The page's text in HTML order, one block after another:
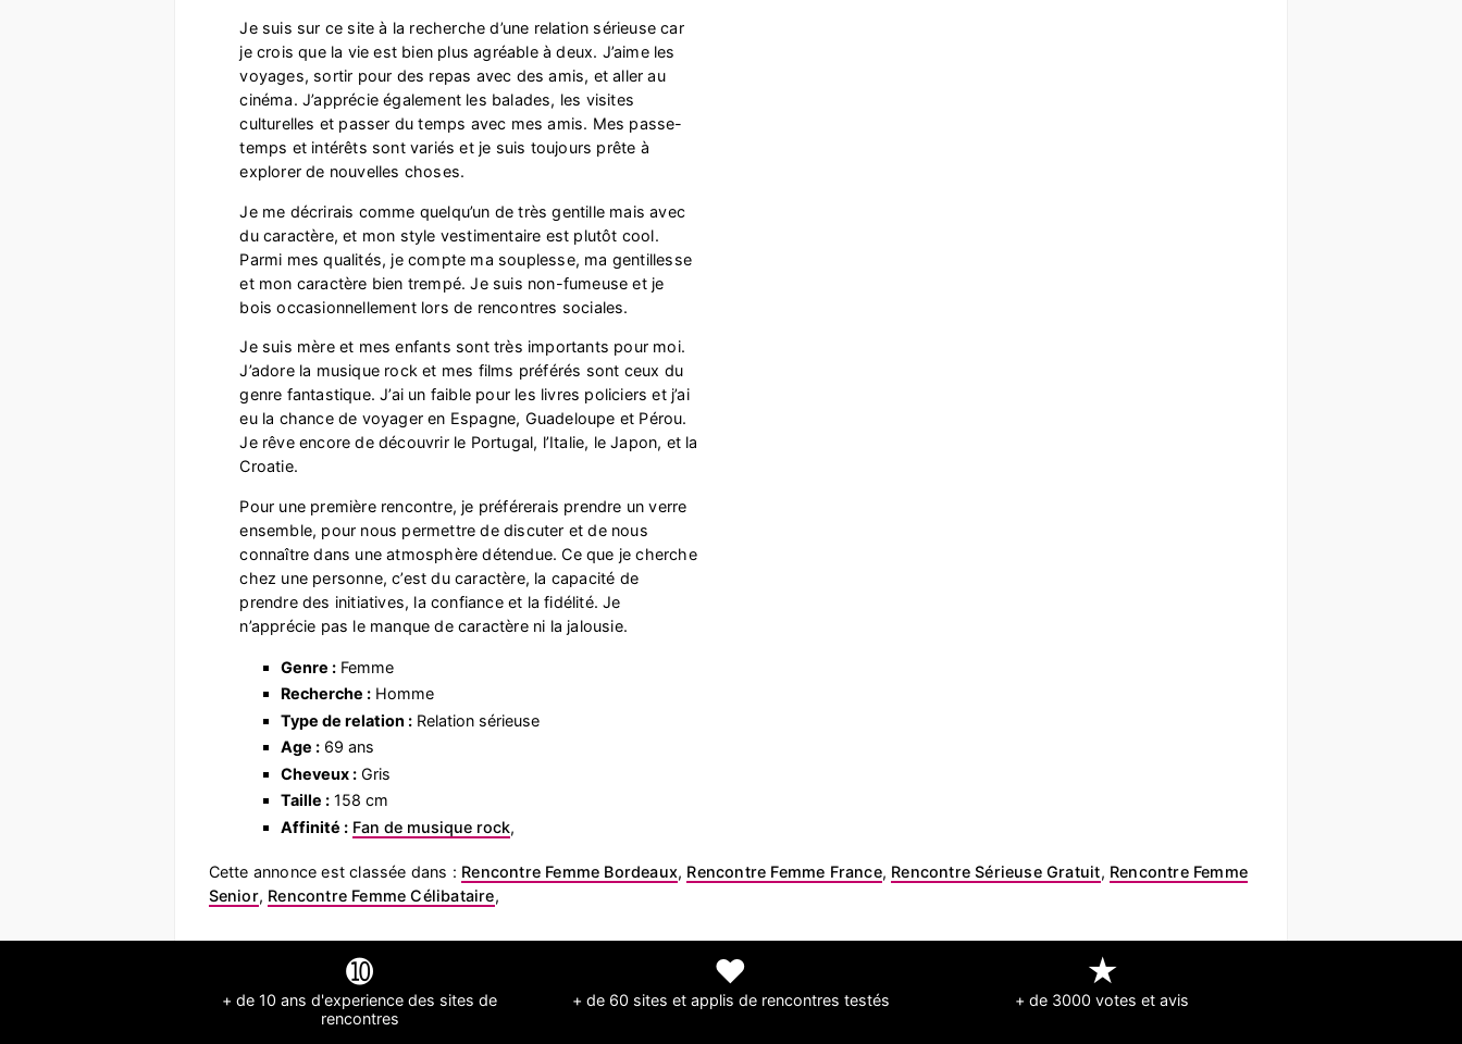
Je suis sur ce site à la recherche d’une relation sérieuse car
je crois que la vie est bien plus agréable à deux. J’aime les
voyages, sortir pour des repas avec des amis, et aller au
cinéma. J’apprécie également les balades, les visites
culturelles et passer du temps avec mes amis. Mes passe-
temps et intérêts sont variés et je suis toujours prête à
explorer de nouvelles choses.
Je me décrirais comme quelqu’un de très gentille mais avec
du caractère, et mon style vestimentaire est plutôt cool.
Parmi mes qualités, je compte ma souplesse, ma gentillesse
et mon caractère bien trempé. Je suis non-fumeuse et je
bois occasionnellement lors de rencontres sociales.
Je suis mère et mes enfants sont très importants pour moi.
J’adore la musique rock et mes films préférés sont ceux du
genre fantastique. J’ai un faible pour les livres policiers et j’ai
eu la chance de voyager en Espagne, Guadeloupe et Pérou.
Je rêve encore de découvrir le Portugal, l’Italie, le Japon, et la
Croatie.
Pour une première rencontre, je préférerais prendre un verre
ensemble, pour nous permettre de discuter et de nous
connaître dans une atmosphère détendue. Ce que je cherche
chez une personne, c’est du caractère, la capacité de
prendre des initiatives, la confiance et la fidélité. Je
n’apprécie pas le manque de caractère ni la jalousie.
Genre :Femme
Recherche :Homme
Type de relation :Relation sérieuse
Age :69 ans
Cheveux :Gris
Taille :158 cm
Affinité : Fan de musique rock,
Cette annonce est classée dans : Rencontre Femme Bordeaux, Rencontre Femme France, Rencontre Sérieuse Gratuit, Rencontre Femme
Senior, Rencontre Femme Célibataire,
➓
+ de 10 ans d'experience des sites de
rencontres
❤
+ de 60 sites et applis de rencontres testés
★
+ de 3000 votes et avis